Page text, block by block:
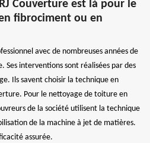
Couverture est là pour le
fibrociment ou en
avec de nombreuses années de
interventions sont réalisées par des
Ils savent choisir la technique en
Pour le nettoyage de toiture en
de la société utilisent la technique
de la machine à jet de matières.
assurée.